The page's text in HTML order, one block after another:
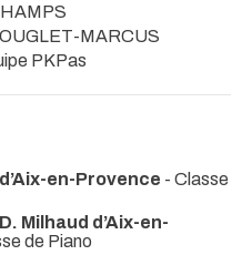
MARCUS
PKPas
en-Provence - Classe
Milhaud d’Aix-en-
de Piano